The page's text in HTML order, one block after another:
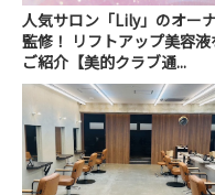
人気サロン「Lily」のオー
監修！ リフトアップ美容液
ご紹介【美的クラブ通...